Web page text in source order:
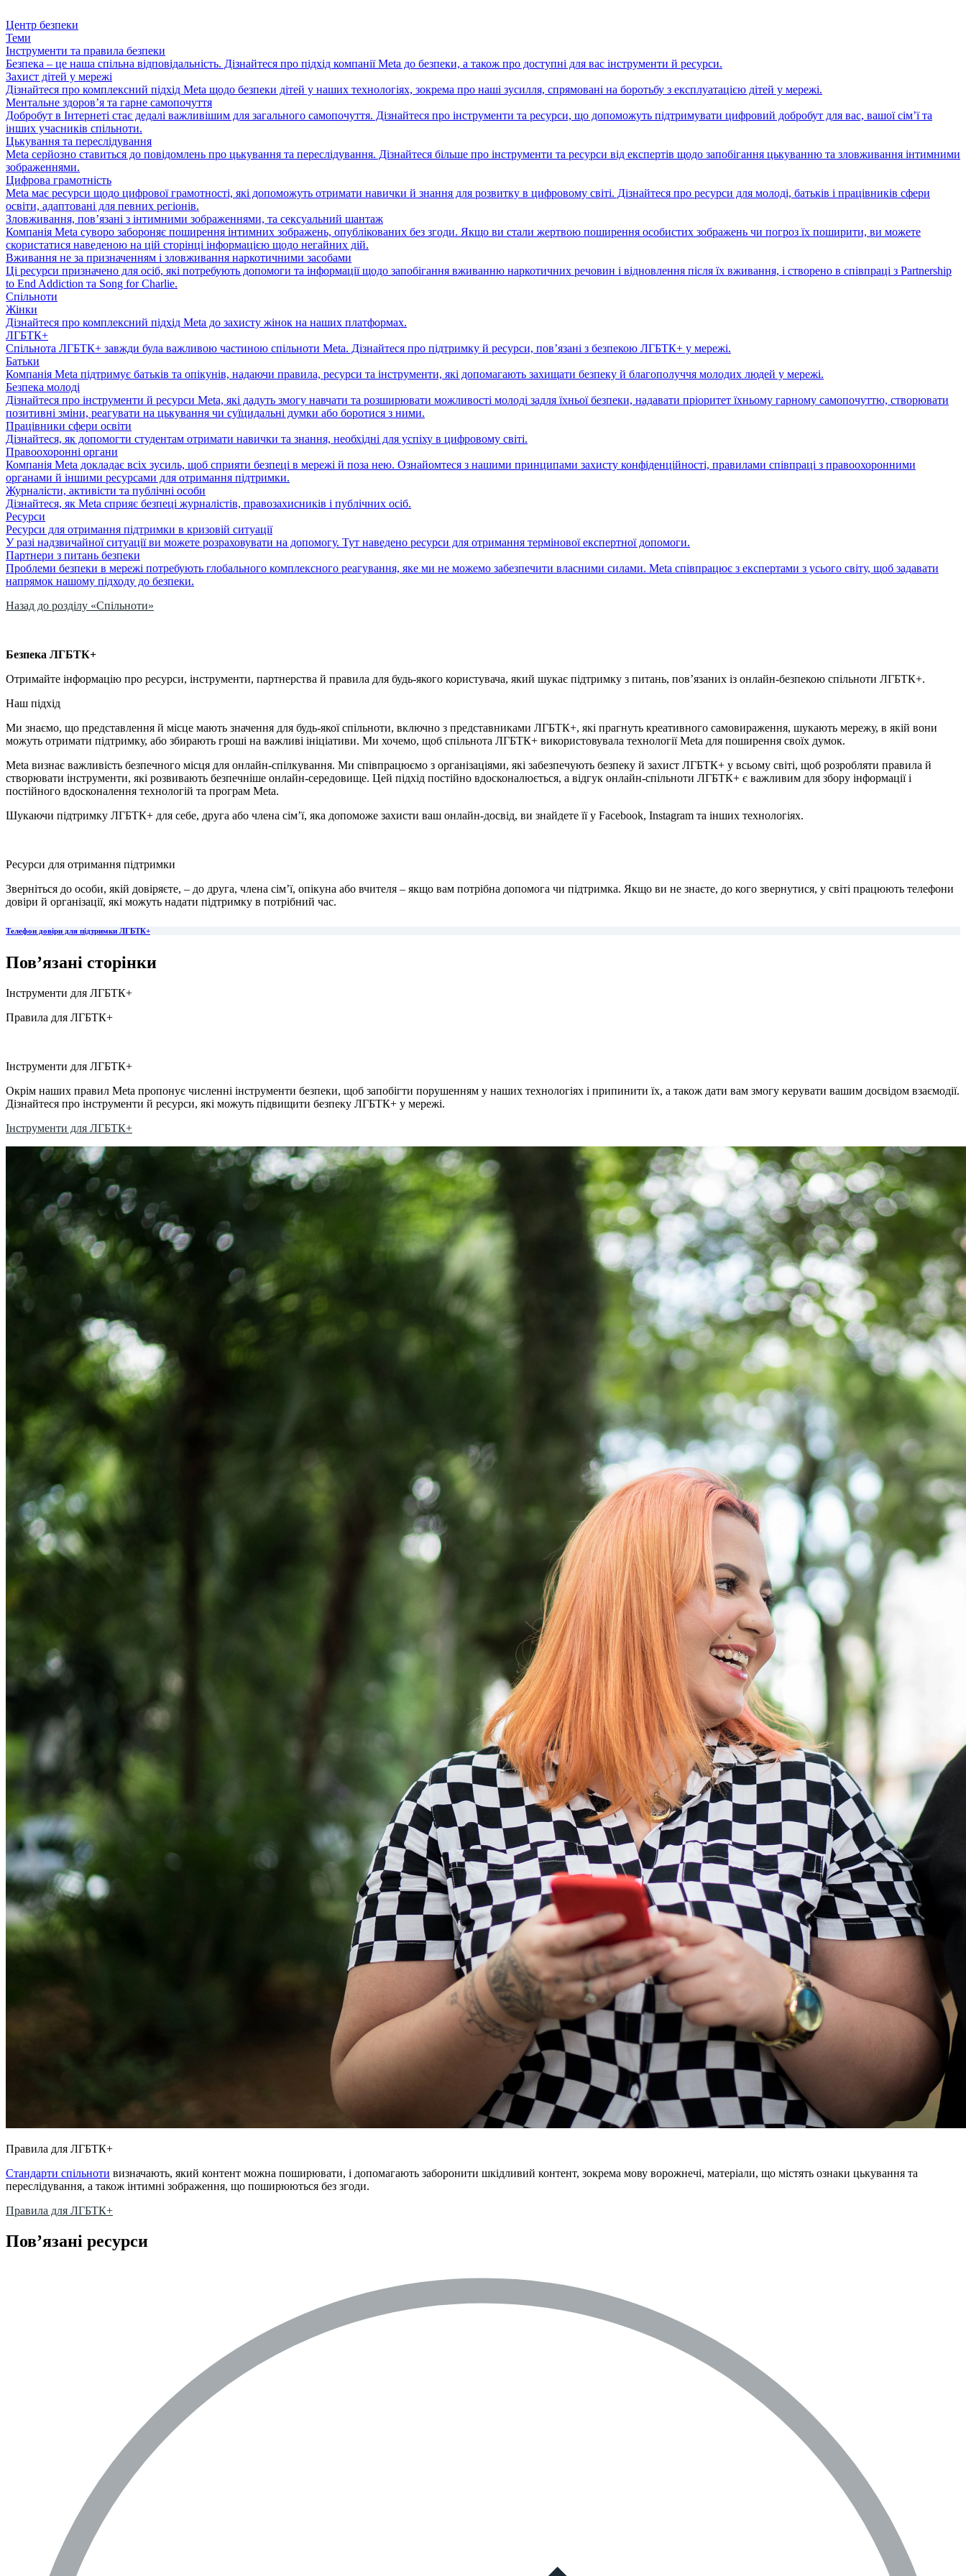
Центр безпеки
Теми
Інструменти та правила безпеки
Безпека – це наша спільна відповідальність. Дізнайтеся про підхід компанії Meta до безпеки, а також про доступні для вас інструменти й ресурси.
Захист дітей у мережі
Дізнайтеся про комплексний підхід Meta щодо безпеки дітей у наших технологіях, зокрема про наші зусилля, спрямовані на боротьбу з експлуатацією дітей у мережі.
Ментальне здоров’я та гарне самопочуття
Добробут в Інтернеті стає дедалі важливішим для загального самопочуття. Дізнайтеся про інструменти та ресурси, що допоможуть підтримувати цифровий добробут для вас, вашої сім’ї та
інших учасників спільноти.
Цькування та переслідування
Meta серйозно ставиться до повідомлень про цькування та переслідування. Дізнайтеся більше про інструменти та ресурси від експертів щодо запобігання цькуванню та зловживання інтимними
зображеннями.
Цифрова грамотність
Meta має ресурси щодо цифрової грамотності, які допоможуть отримати навички й знання для розвитку в цифровому світі. Дізнайтеся про ресурси для молоді, батьків і працівників сфери
освіти, адаптовані для певних регіонів.
Зловживання, пов’язані з інтимними зображеннями, та сексуальний шантаж
Компанія Meta суворо забороняє поширення інтимних зображень, опублікованих без згоди. Якщо ви стали жертвою поширення особистих зображень чи погроз їх поширити, ви можете
скористатися наведеною на цій сторінці інформацією щодо негайних дій.
Вживання не за призначенням і зловживання наркотичними засобами
Ці ресурси призначено для осіб, які потребують допомоги та інформації щодо запобігання вживанню наркотичних речовин і відновлення після їх вживання, і створено в співпраці з Partnership
to End Addiction та Song for Charlie.
Спільноти
Жінки
Дізнайтеся про комплексний підхід Meta до захисту жінок на наших платформах.
ЛГБТК+
Спільнота ЛГБТК+ завжди була важливою частиною спільноти Meta. Дізнайтеся про підтримку й ресурси, пов’язані з безпекою ЛГБТК+ у мережі.
Батьки
Компанія Meta підтримує батьків та опікунів, надаючи правила, ресурси та інструменти, які допомагають захищати безпеку й благополуччя молодих людей у мережі.
Безпека молоді
Дізнайтеся про інструменти й ресурси Meta, які дадуть змогу навчати та розширювати можливості молоді задля їхньої безпеки, надавати пріоритет їхньому гарному самопочуттю, створювати
позитивні зміни, реагувати на цькування чи суїцидальні думки або боротися з ними.
Працівники сфери освіти
Дізнайтеся, як допомогти студентам отримати навички та знання, необхідні для успіху в цифровому світі.
Правоохоронні органи
Компанія Meta докладає всіх зусиль, щоб сприяти безпеці в мережі й поза нею. Ознайомтеся з нашими принципами захисту конфіденційності, правилами співпраці з правоохоронними
органами й іншими ресурсами для отримання підтримки.
Журналісти, активісти та публічні особи
Дізнайтеся, як Meta сприяє безпеці журналістів, правозахисників і публічних осіб.
Ресурси
Ресурси для отримання підтримки в кризовій ситуації
У разі надзвичайної ситуації ви можете розраховувати на допомогу. Тут наведено ресурси для отримання термінової експертної допомоги.
Партнери з питань безпеки
Проблеми безпеки в мережі потребують глобального комплексного реагування, яке ми не можемо забезпечити власними силами. Meta співпрацює з експертами з усього світу, щоб задавати
напрямок нашому підходу до безпеки.
Назад до розділу «Спільноти»
Безпека ЛГБТК+
Отримайте інформацію про ресурси, інструменти, партнерства й правила для будь-якого користувача, який шукає підтримку з питань, пов’язаних із онлайн-безпекою спільноти ЛГБТК+.
Наш підхід
Ми знаємо, що представлення й місце мають значення для будь-якої спільноти, включно з представниками ЛГБТК+, які прагнуть креативного самовираження, шукають мережу, в якій вони
можуть отримати підтримку, або збирають гроші на важливі ініціативи. Ми хочемо, щоб спільнота ЛГБТК+ використовувала технології Meta для поширення своїх думок.
Meta визнає важливість безпечного місця для онлайн-спілкування. Ми співпрацюємо з організаціями, які забезпечують безпеку й захист ЛГБТК+ у всьому світі, щоб розробляти правила й
створювати інструменти, які розвивають безпечніше онлайн-середовище. Цей підхід постійно вдосконалюється, а відгук онлайн-спільноти ЛГБТК+ є важливим для збору інформації і
постійного вдосконалення технологій та програм Meta.
Шукаючи підтримку ЛГБТК+ для себе, друга або члена сім’ї, яка допоможе захисти ваш онлайн-досвід, ви знайдете її у Facebook, Instagram та інших технологіях.
Ресурси для отримання підтримки
Зверніться до особи, якій довіряєте, – до друга, члена сім’ї, опікуна або вчителя – якщо вам потрібна допомога чи підтримка. Якщо ви не знаєте, до кого звернутися, у світі працюють телефони
довіри й організації, які можуть надати підтримку в потрібний час.
Телефон довіри для підтримки ЛГБТК+
Пов’язані сторінки
Інструменти для ЛГБТК+
Правила для ЛГБТК+
Інструменти для ЛГБТК+
Окрім наших правил Meta пропонує численні інструменти безпеки, щоб запобігти порушенням у наших технологіях і припинити їх, а також дати вам змогу керувати вашим досвідом взаємодії.
Дізнайтеся про інструменти й ресурси, які можуть підвищити безпеку ЛГБТК+ у мережі.
Інструменти для ЛГБТК+
Правила для ЛГБТК+
Стандарти спільноти визначають, який контент можна поширювати, і допомагають заборонити шкідливий контент, зокрема мову ворожнечі, матеріали, що містять ознаки цькування та
переслідування, а також інтимні зображення, що поширюються без згоди.
Правила для ЛГБТК+
Пов’язані ресурси